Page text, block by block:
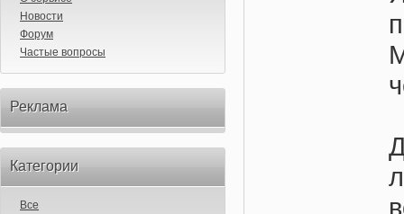
Новости
Форум
Частые вопросы
Реклама
Категории
Все